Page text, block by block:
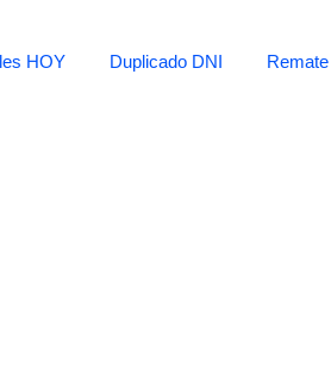
HOY Duplicado DNI